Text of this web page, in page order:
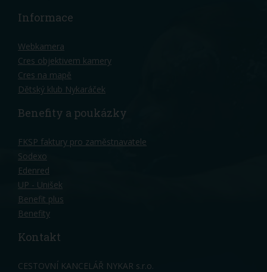
Informace
Webkamera
Cres objektivem kamery
Cres na mapě
Dětský klub Nykaráček
Benefity a poukázky
FKSP faktury pro zaměstnavatele
Sodexo
Edenred
UP - Unišek
Benefit plus
Benefity
Kontakt
CESTOVNÍ KANCELÁŘ NYKAR s.r.o.